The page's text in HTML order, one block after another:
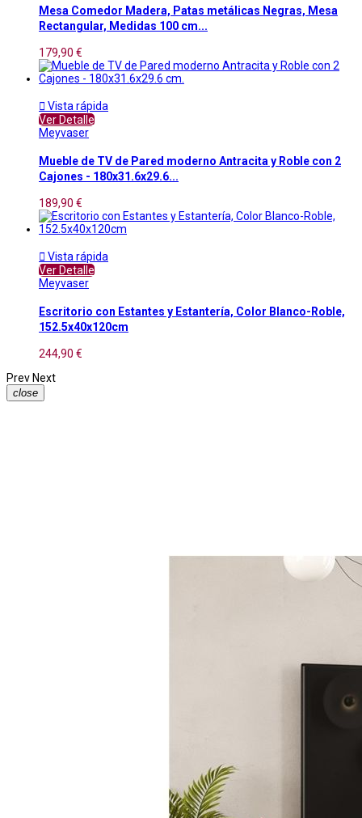
Mesa Comedor Madera, Patas metálicas Negras, Mesa
Rectangular, Medidas 100 cm...
179,90 €
 Vista rápida
Ver Detalle
Meyvaser
Mueble de TV de Pared moderno Antracita y Roble con 2
Cajones - 180x31.6x29.6...
189,90 €
 Vista rápida
Ver Detalle
Meyvaser
Escritorio con Estantes y Estantería, Color Blanco-Roble,
152.5x40x120cm
244,90 €
Prev Next
close